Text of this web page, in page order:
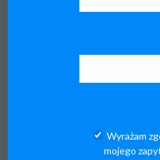
Wyrażam
mojego